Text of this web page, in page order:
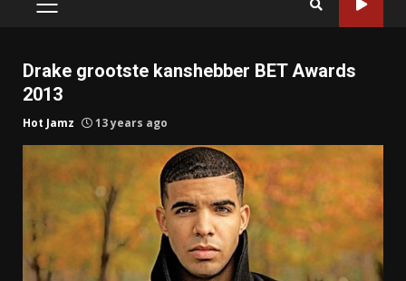
PRIMARY
Drake grootste kanshebber BET Awards
2013
Hot Jamz 13 years ago